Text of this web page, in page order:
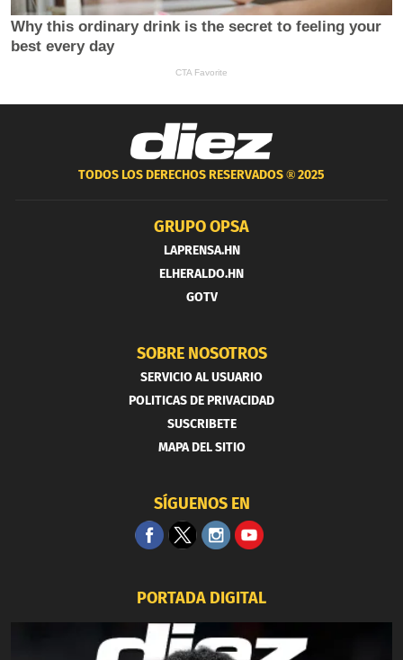
TODOS LOS DERECHOS RESERVADOS ®2025
GRUPO OPSA
LAPRENSA.HN
ELHERALDO.HN
GOTV
SOBRE NOSOTROS
SERVICIO AL USUARIO
POLITICAS DE PRIVACIDAD
SUSCRIBETE
MAPA DEL SITIO
SÍGUENOS EN
PORTADA DIGITAL